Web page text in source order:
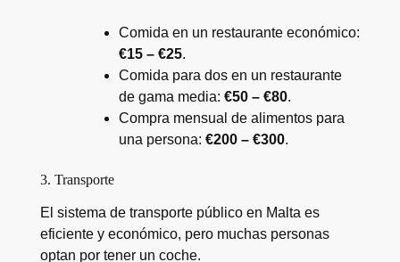
Comida en un restaurante económico:
€15 – €25.
Comida para dos en un restaurante
de gama media: €50 – €80.
Compra mensual de alimentos para
una persona: €200 – €300.
3. Transporte
El sistema de transporte público en Malta es
eficiente y económico, pero muchas personas
optan por tener un coche.